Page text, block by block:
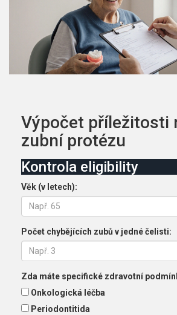
Výpočet příležitosti
zubní protézu
Kontrola eligibility
Věk (v letech):
Počet chybějících zubů v jedné čelisti:
Zda máte specifické zdravotní
Onkologická léčba
Periodontitida